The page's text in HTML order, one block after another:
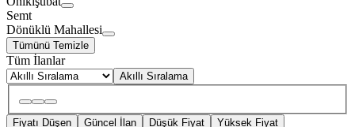
Semt
Dönüklü Mahallesi
Tümünü Temizle
Tüm İlanlar
Akıllı Sıralama
Fiyatı Düşen Güncel İlan Düşük Fiyat Yüksek Fiyat